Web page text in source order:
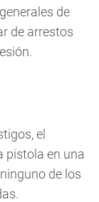
de
de arrestos
el
pistola en una
de los